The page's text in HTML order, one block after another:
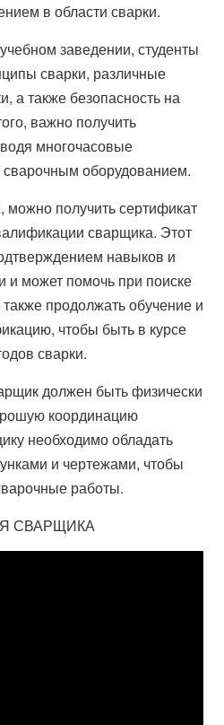
в области сварки.
заведении, студенты
сварки, различные
а также безопасность на
важно получить
многочасовые
сварочным оборудованием.
можно получить сертификат
сварщика. Этот
навыков и
и может помочь при поиске
продолжать обучение и
чтобы быть в курсе
сварки.
должен быть физически
координацию
необходимо обладать
и чертежами, чтобы
работы.
СВАРЩИКА